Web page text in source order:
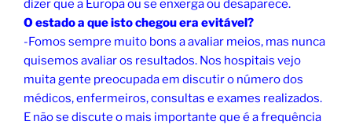
dizer que a Europa ou se enxerga ou desaparece.
O estado a que isto chegou era evitável?
-Fomos sempre muito bons a avaliar meios, mas nunca
quisemos avaliar os resultados. Nos hospitais vejo
muita gente preocupada em discutir o número dos
médicos, enfermeiros, consultas e exames realizados.
E não se discute o mais importante que é a frequência